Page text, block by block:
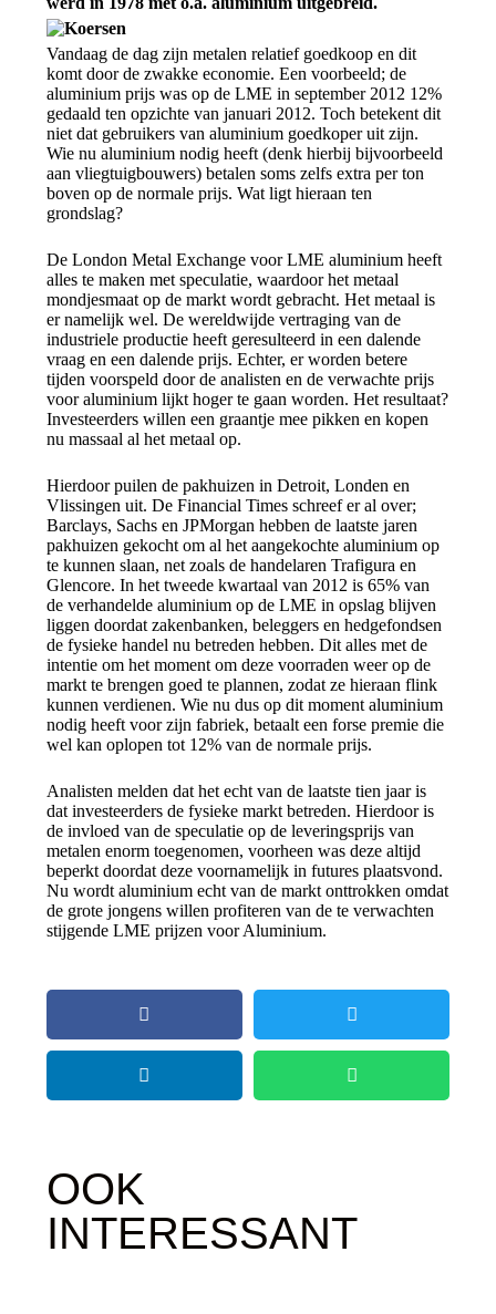
Vandaag de dag zijn metalen relatief goedkoop en dit
komt door de zwakke economie. Een voorbeeld; de
aluminium prijs was op de LME in september 2012 12%
gedaald ten opzichte van januari 2012. Toch betekent dit
niet dat gebruikers van aluminium goedkoper uit zijn.
Wie nu aluminium nodig heeft (denk hierbij bijvoorbeeld
aan vliegtuigbouwers) betalen soms zelfs extra per ton
boven op de normale prijs. Wat ligt hieraan ten
grondslag?
De London Metal Exchange voor LME aluminium heeft
alles te maken met speculatie, waardoor het metaal
mondjesmaat op de markt wordt gebracht. Het metaal is
er namelijk wel. De wereldwijde vertraging van de
industriele productie heeft geresulteerd in een dalende
vraag en een dalende prijs. Echter, er worden betere
tijden voorspeld door de analisten en de verwachte prijs
voor aluminium lijkt hoger te gaan worden. Het resultaat?
Investeerders willen een graantje mee pikken en kopen
nu massaal al het metaal op.
Hierdoor puilen de pakhuizen in Detroit, Londen en
Vlissingen uit. De Financial Times schreef er al over;
Barclays, Sachs en JPMorgan hebben de laatste jaren
pakhuizen gekocht om al het aangekochte aluminium op
te kunnen slaan, net zoals de handelaren Trafigura en
Glencore. In het tweede kwartaal van 2012 is 65% van
de verhandelde aluminium op de LME in opslag blijven
liggen doordat zakenbanken, beleggers en hedgefondsen
de fysieke handel nu betreden hebben. Dit alles met de
intentie om het moment om deze voorraden weer op de
markt te brengen goed te plannen, zodat ze hieraan flink
kunnen verdienen. Wie nu dus op dit moment aluminium
nodig heeft voor zijn fabriek, betaalt een forse premie die
wel kan oplopen tot 12% van de normale prijs.
Analisten melden dat het echt van de laatste tien jaar is
dat investeerders de fysieke markt betreden. Hierdoor is
de invloed van de speculatie op de leveringsprijs van
metalen enorm toegenomen, voorheen was deze altijd
beperkt doordat deze voornamelijk in futures plaatsvond.
Nu wordt aluminium echt van de markt onttrokken omdat
de grote jongens willen profiteren van de te verwachten
stijgende LME prijzen voor Aluminium.
OOK
INTERESSANT